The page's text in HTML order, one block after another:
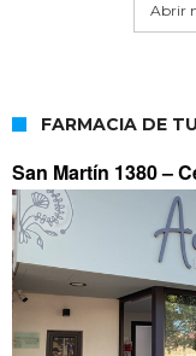
Abrir
FARMACIA DE
San Martín 1380 –